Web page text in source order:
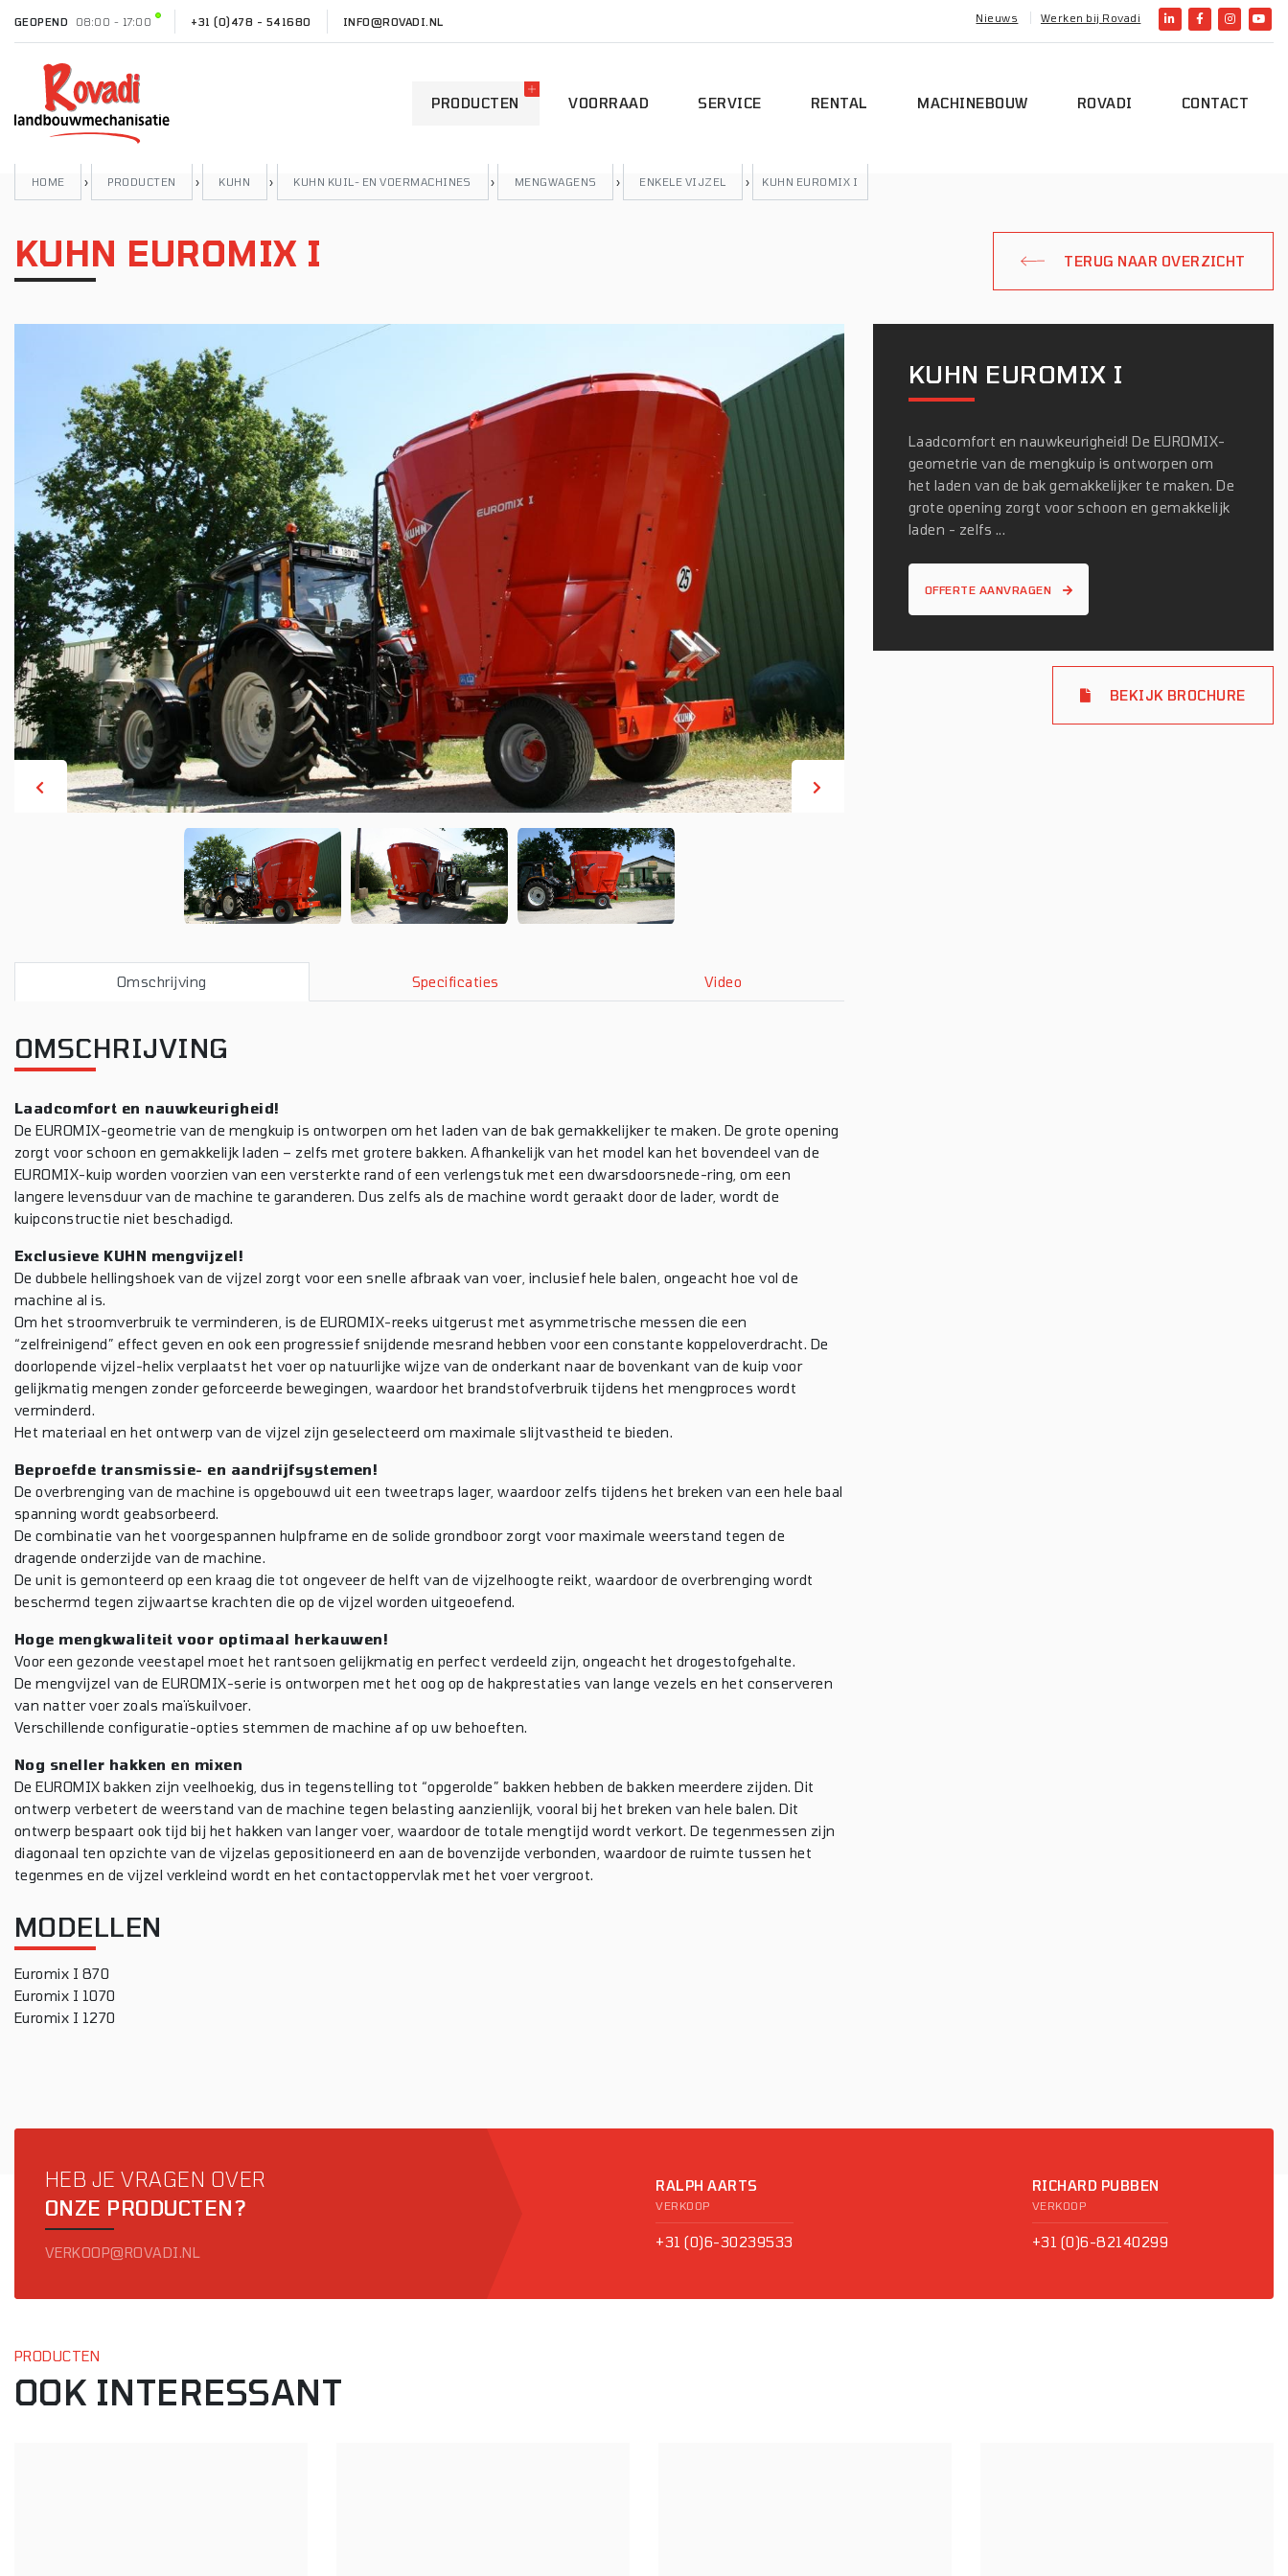
GEOPEND 08:00 - 17:00 +31 (0)478 - 541680 INFO@ROVADI.NL Nieuws Werken bij Rovadi
PRODUCTEN VOORRAAD SERVICE RENTAL MACHINEBOUW ROVADI CONTACT
HOME › PRODUCTEN › KUHN › KUHN KUIL- EN VOERMACHINES › MENGWAGENS › ENKELE VIJZEL › KUHN EUROMIX I
KUHN EUROMIX I TERUG NAAR OVERZICHT
Omschrijving Specificaties Video
OMSCHRIJVING
Laadcomfort en nauwkeurigheid!
De EUROMIX-geometrie van de mengkuip is ontworpen om het laden van de bak gemakkelijker te maken. De grote opening
zorgt voor schoon en gemakkelijk laden – zelfs met grotere bakken. Afhankelijk van het model kan het bovendeel van de
EUROMIX-kuip worden voorzien van een versterkte rand of een verlengstuk met een dwarsdoorsnede-ring, om een ​​
langere levensduur van de machine te garanderen. Dus zelfs als de machine wordt geraakt door de lader, wordt de
kuipconstructie niet beschadigd.
Exclusieve KUHN mengvijzel!
De dubbele hellingshoek van de vijzel zorgt voor een snelle afbraak van voer, inclusief hele balen, ongeacht hoe vol de
machine al is.
Om het stroomverbruik te verminderen, is de EUROMIX-reeks uitgerust met asymmetrische messen die een
“zelfreinigend” effect geven en ook een progressief snijdende mesrand hebben voor een constante koppeloverdracht. De
doorlopende vijzel-helix verplaatst het voer op natuurlijke wijze van de onderkant naar de bovenkant van de kuip voor
gelijkmatig mengen zonder geforceerde bewegingen, waardoor het brandstofverbruik tijdens het mengproces wordt
verminderd.
Het materiaal en het ontwerp van de vijzel zijn geselecteerd om maximale slijtvastheid te bieden.
Beproefde transmissie- en aandrijfsystemen!
De overbrenging van de machine is opgebouwd uit een tweetraps lager, waardoor zelfs tijdens het breken van een hele baal
spanning wordt geabsorbeerd.
De combinatie van het voorgespannen hulpframe en de solide grondboor zorgt voor maximale weerstand tegen de
dragende onderzijde van de machine.
De unit is gemonteerd op een kraag die tot ongeveer de helft van de vijzelhoogte reikt, waardoor de overbrenging wordt
beschermd tegen zijwaartse krachten die op de vijzel worden uitgeoefend.
Hoge mengkwaliteit voor optimaal herkauwen!
Voor een gezonde veestapel moet het rantsoen gelijkmatig en perfect verdeeld zijn, ongeacht het drogestofgehalte.
De mengvijzel van de EUROMIX-serie is ontworpen met het oog op de hakprestaties van lange vezels en het conserveren
van natter voer zoals maïskuilvoer.
Verschillende configuratie-opties stemmen de machine af op uw behoeften.
Nog sneller hakken en mixen
De EUROMIX bakken zijn veelhoekig, dus in tegenstelling tot “opgerolde” bakken hebben de bakken meerdere zijden. Dit
ontwerp verbetert de weerstand van de machine tegen belasting aanzienlijk, vooral bij het breken van hele balen. Dit
ontwerp bespaart ook tijd bij het hakken van langer voer, waardoor de totale mengtijd wordt verkort. De tegenmessen zijn
diagonaal ten opzichte van de vijzelas gepositioneerd en aan de bovenzijde verbonden, waardoor de ruimte tussen het
tegenmes en de vijzel verkleind wordt en het contactoppervlak met het voer vergroot.
MODELLEN
Euromix I 870
Euromix I 1070
Euromix I 1270
KUHN EUROMIX I
Laadcomfort en nauwkeurigheid! De EUROMIX-
geometrie van de mengkuip is ontworpen om
het laden van de bak gemakkelijker te maken. De
grote opening zorgt voor schoon en gemakkelijk
laden - zelfs ...
OFFERTE AANVRAGEN
BEKIJK BROCHURE
HEB JE VRAGEN OVER
ONZE PRODUCTEN?
VERKOOP@ROVADI.NL
RALPH AARTS
VERKOOP
+31 (0)6-30239533
RICHARD PUBBEN
VERKOOP
+31 (0)6-82140299
PRODUCTEN
OOK INTERESSANT